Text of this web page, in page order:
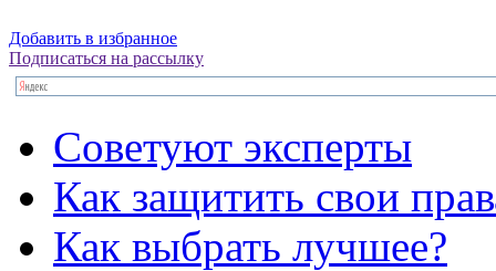
Добавить в избранное
Подписаться на рассылку
Советуют эксперты
Как защитить свои
Как выбрать лучшее?